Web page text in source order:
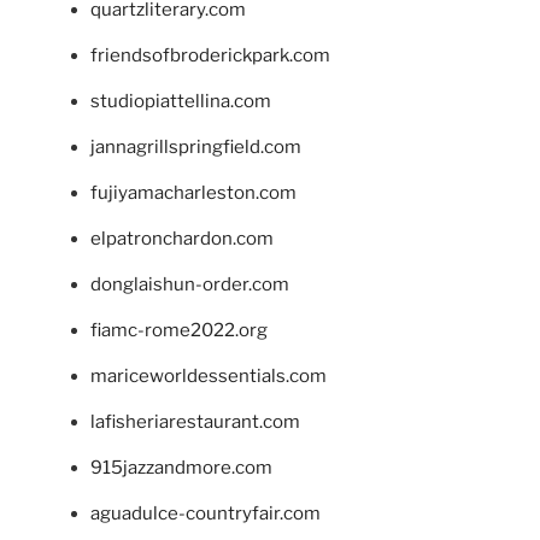
quartzliterary.com
friendsofbroderickpark.com
studiopiattellina.com
jannagrillspringfield.com
fujiyamacharleston.com
elpatronchardon.com
donglaishun-order.com
fiamc-rome2022.org
mariceworldessentials.com
lafisheriarestaurant.com
915jazzandmore.com
aguadulce-countryfair.com